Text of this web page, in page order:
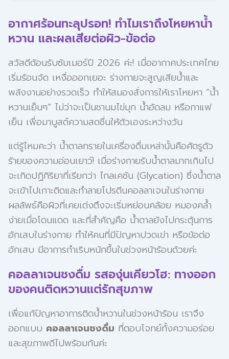
อากาศร้อนทะลุปรอท! ทำไมเราถึงโหยหาน้ำ
หวาน และผลเสียต่อผิว-ข้อต่อ
สวัสดีต้อนรับซัมเมอร์ปี 2026 ค่ะ! เมื่ออากาศประเทศไทย
เริ่มร้อนจัด เหงื่อออกเยอะ ร่างกายจะสูญเสียน้ำและ
พลังงานอย่างรวดเร็ว ทำให้สมองสั่งการให้เราโหยหา “น้ำ
หวานเย็นๆ” ไม่ว่าจะเป็นชานมไข่มุก น้ำอัดลม หรือกาแฟ
เย็น เพื่อมาบูสต์ความสดชื่นให้ตัวเองระหว่างวัน
แต่รู้ไหมคะว่า น้ำตาลทรายในเครื่องดื่มเหล่านั้นคือศัตรูตัว
ร้ายของความอ่อนเยาว์! เมื่อร่างกายรับน้ำตาลมากเกินไป
จะเกิดปฏิกิริยาที่เรียกว่า ไกลเคชัน (Glycation) ซึ่งน้ำตาล
จะเข้าไปเกาะติดและทำลายโปรตีนคอลลาเจนในร่างกาย
ผลลัพธ์คือผิวที่เคยเต่งตึงจะเริ่มหย่อนคล้อย หมองคล้ำ
ง่ายเมื่อโดนแดด และที่สำคัญคือ น้ำตาลยังไปกระตุ้นการ
อักเสบในร่างกาย ทำให้คนที่มีปัญหาปวดเข่า หรือข้อต่อ
อักเสบ มีอาการกำเริบหนักขึ้นในช่วงหน้าร้อนด้วยค่ะ
คอลลาเจนชงดื่ม รสองุ่นเคียวโฮ: ทางออก
ของคนติดหวานแต่รักสุขภาพ
เพื่อแก้ปัญหาอาการติดน้ำหวานในช่วงหน้าร้อน เราจึง
ออกแบบ คอลลาเจนชงดื่ม ที่ตอบโจทย์ทั้งความอร่อย
และสุขภาพดีไปพร้อมกันค่ะ